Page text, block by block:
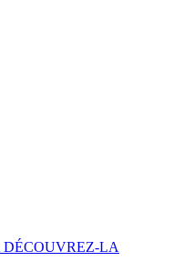
DÉCOUVREZ-LA